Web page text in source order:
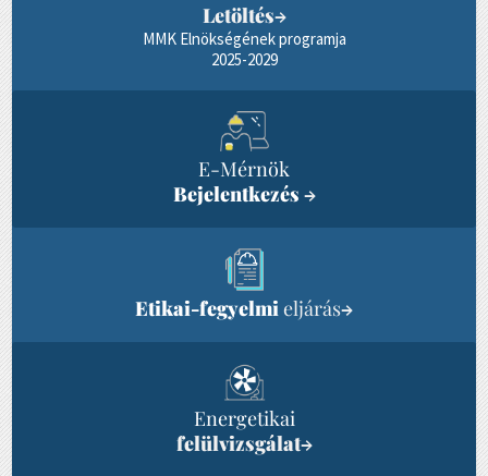
Letöltés→
MMK Elnökségének programja
2025-2029
E-Mérnök
Bejelentkezés →
Etikai-fegyelmi eljárás→
Energetikai
felülvizsgálat→